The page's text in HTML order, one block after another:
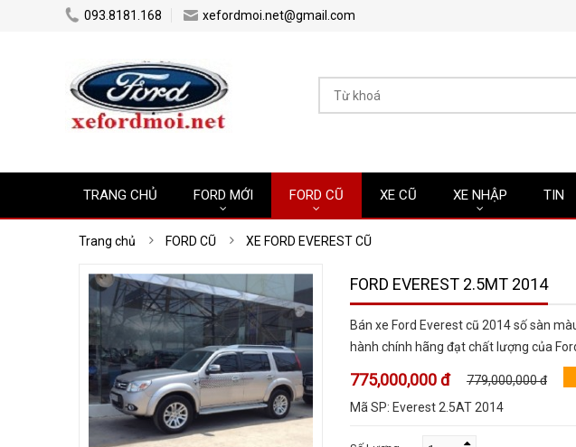
093.8181.168 xefordmoi.net@gmail.com
TRANG CHỦ FORD MỚI FORD CŨ XE CŨ XE NHẬP TIN
Trang chủ FORD CŨ XE FORD EVEREST CŨ
FORD EVEREST 2.5MT 2014
Bán xe Ford Everest cũ 2014 số sàn
hành chính hãng đạt chất lượng của
775,000,000 đ 779,000,000 đ
Mã SP: Everest 2.5AT 2014